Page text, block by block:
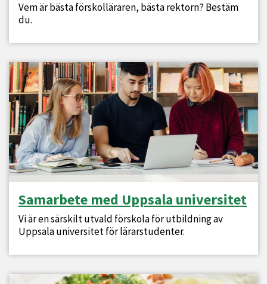
Vem är bästa förskolläraren, bästa rektorn? Bestäm
du.
Samarbete med Uppsala universitet
Vi är en särskilt utvald förskola för utbildning av
Uppsala universitet för lärarstudenter.